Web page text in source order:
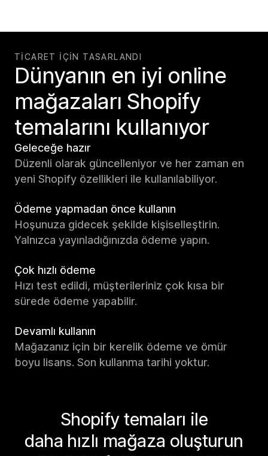
TICARET IÇIN TASARLANDI
Dünyanın en iyi online
mağazaları Shopify
temalarını kullanıyor
Geleceğe hazır
Düzenli olarak güncelleniyor ve her zaman en
yeni Shopify özellikleri ile kullanılabiliyor.
Ödeme yapmadan önce kullanın
Hoşunuza gidecek şekilde kişiselleştirin.
Yalnızca yayınladığınızda ödeme yapın.
Çok hızlı ödeme
Hızı test edildi, müşterileriniz çok kısa bir
sürede ödeme yapabilir.
Devamlı kullanın
Mağazanız için bir kerelik ödeme ve ömür
boyu lisans. Son kullanma tarihi yoktur.
Shopify temaları ile
daha hızlı mağaza oluşturun